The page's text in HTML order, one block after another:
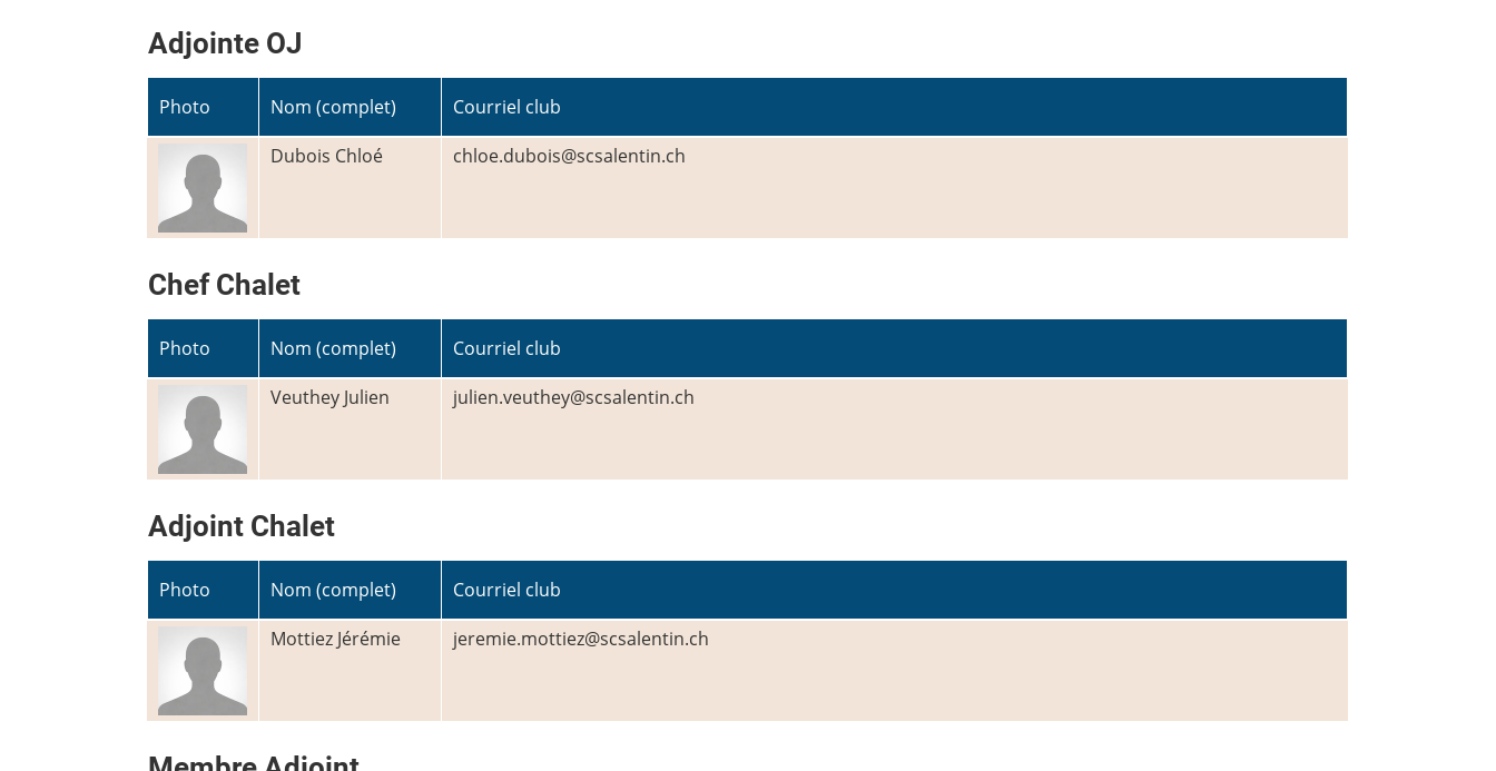
Adjointe OJ
Photo Nom (complet)
Courriel club
Dubois Chloé
chloe.dubois@scsalentin.ch
Chef Chalet
Photo Nom (complet)
Courriel club
Veuthey Julien
julien.veuthey@scsalentin.ch
Adjoint Chalet
Photo Nom (complet)
Courriel club
Mottiez Jérémie
jeremie.mottiez@scsalentin.ch